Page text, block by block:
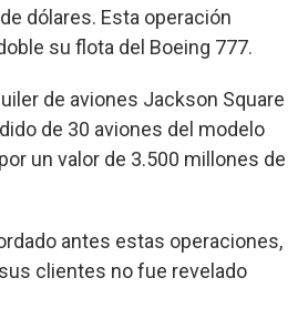
dólares. Esta operación
su flota del Boeing 777.
de aviones Jackson Square
de 30 aviones del modelo
un valor de 3.500 millones de
antes estas operaciones,
clientes no fue revelado